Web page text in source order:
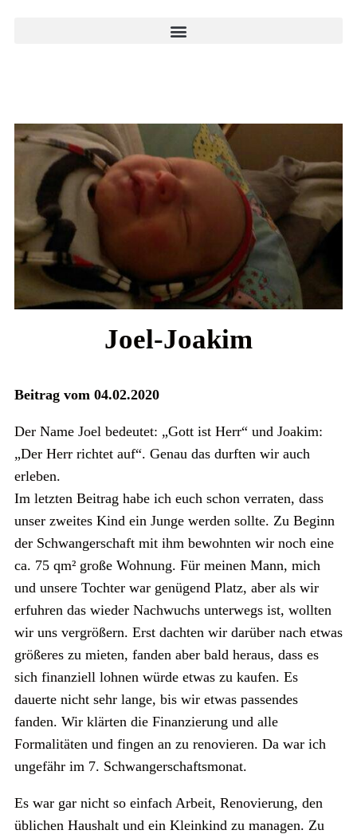
Joel-Joakim
Beitrag vom 04.02.2020
Der Name Joel bedeutet: „Gott ist Herr“ und Joakim:
„Der Herr richtet auf“. Genau das durften wir auch
erleben.
Im letzten Beitrag habe ich euch schon verraten, dass
unser zweites Kind ein Junge werden sollte. Zu Beginn
der Schwangerschaft mit ihm bewohnten wir noch eine
ca. 75 qm² große Wohnung. Für meinen Mann, mich
und unsere Tochter war genügend Platz, aber als wir
erfuhren das wieder Nachwuchs unterwegs ist, wollten
wir uns vergrößern. Erst dachten wir darüber nach etwas
größeres zu mieten, fanden aber bald heraus, dass es
sich finanziell lohnen würde etwas zu kaufen. Es
dauerte nicht sehr lange, bis wir etwas passendes
fanden. Wir klärten die Finanzierung und alle
Formalitäten und fingen an zu renovieren. Da war ich
ungefähr im 7. Schwangerschaftsmonat.
Es war gar nicht so einfach Arbeit, Renovierung, den
üblichen Haushalt und ein Kleinkind zu managen. Zu